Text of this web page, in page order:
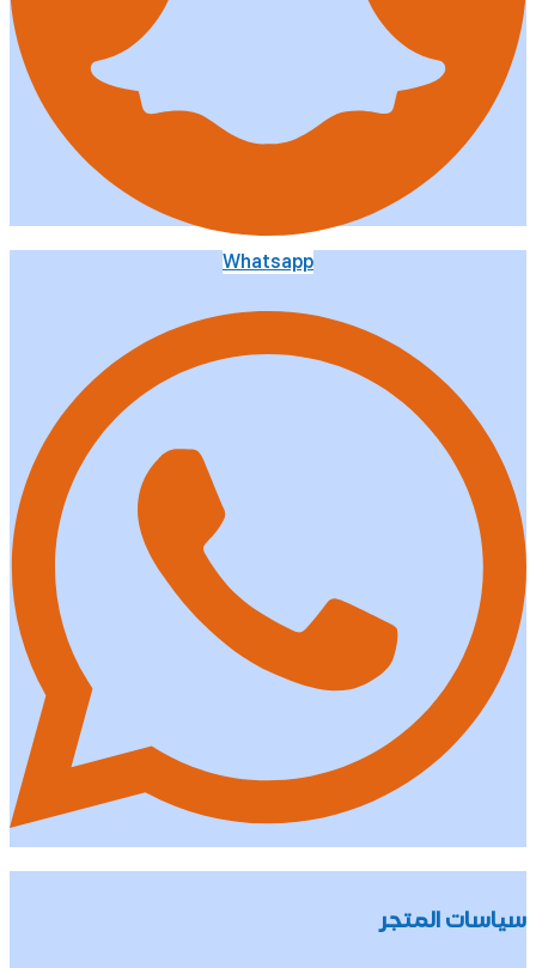
Whatsapp
سياسات المتجر